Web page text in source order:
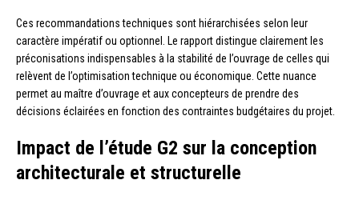
Ces recommandations techniques sont hiérarchisées selon leur
caractère impératif ou optionnel. Le rapport distingue clairement les
préconisations indispensables à la stabilité de l’ouvrage de celles qui
relèvent de l’optimisation technique ou économique. Cette nuance
permet au maître d’ouvrage et aux concepteurs de prendre des
décisions éclairées en fonction des contraintes budgétaires du projet.
Impact de l’étude G2 sur la conception
architecturale et structurelle